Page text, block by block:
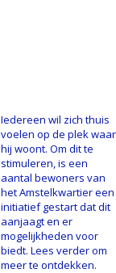
Iedereen wil zich thuis
voelen op de plek waar
hij woont. Om dit te
stimuleren, is een
aantal bewoners van
het Amstelkwartier een
initiatief gestart dat dit
aanjaagt en er
mogelijkheden voor
biedt. Lees verder om
meer te ontdekken.